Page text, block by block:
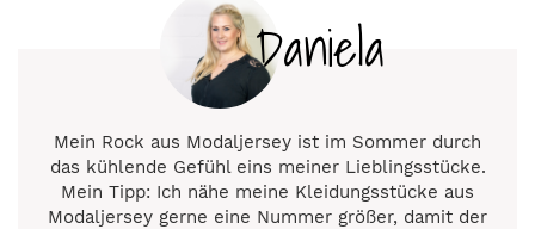
Daniela
Mein Rock aus Modaljersey ist im Sommer durch
das kühlende Gefühl eins meiner Lieblingsstücke.
Mein Tipp: Ich nähe meine Kleidungsstücke aus
Modaljersey gerne eine Nummer größer, damit der